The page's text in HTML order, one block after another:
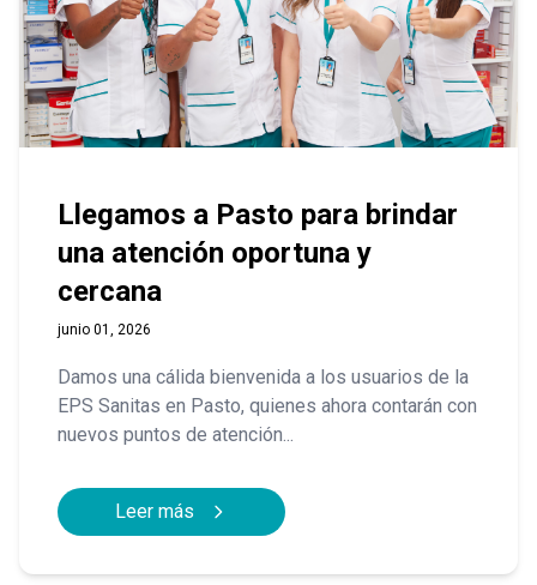
Llegamos a Pasto para brindar
una atención oportuna y
cercana
junio 01, 2026
Damos una cálida bienvenida a los usuarios de la
EPS Sanitas en Pasto, quienes ahora contarán con
nuevos puntos de atención...
Leer más